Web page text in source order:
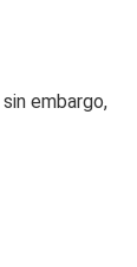
embargo,